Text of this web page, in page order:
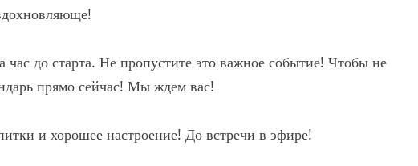
час до старта. Не пропустите это важное событие! Чтобы не
прямо сейчас! Мы ждем вас!
и хорошее настроение! До встречи в эфире!